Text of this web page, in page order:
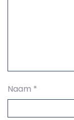
Naam *